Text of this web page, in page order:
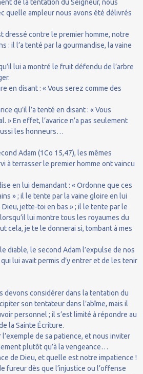
de la tentation du Seigneur, nous
quelle ampleur nous avons été délivrés
dressé contre le premier homme, notre
: il l’a tenté par la gourmandise, la vaine
lui a montré le fruit défendu de l’arbre
en disant : « Vous serez comme des
qu’il l’a tenté en disant : « Vous
» En effet, l’avarice n’a pas seulement
les honneurs…
Adam (1Co 15,47), les mêmes
à terrasser le premier homme ont vaincu
en lui demandant : « Ordonne que ces
» ; il le tente par la vaine gloire en lui
Dieu, jette-toi en bas » ; il le tente par le
lui montre tous les royaumes du
cela, je te le donnerai si, tombant à mes
diable, le second Adam l’expulse de nos
lui avait permis d’y entrer et de les tenir
devons considérer dans la tentation du
son tentateur dans l’abîme, mais il
personnel ; il s’est limité à répondre au
la Sainte Écriture.
l’exemple de sa patience, et nous inviter
plutôt qu’à la vengeance…
de Dieu, et quelle est notre impatience !
fureur dès que l’injustice ou l’offense